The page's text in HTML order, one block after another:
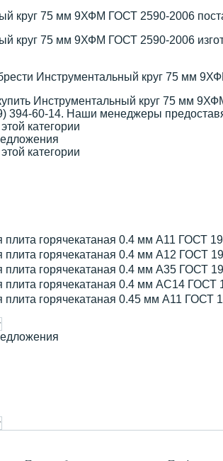
круг 75 мм 9ХФМ ГОСТ 2590-2006
круг 75 мм 9ХФМ ГОСТ 2590-2006
Инструментальный круг 75 мм
Инструментальный круг 75 мм
394-60-14. Наши менеджеры
категории
категории
плита горячекатаная 0.4 мм А11 ГОСТ
плита горячекатаная 0.4 мм А12 ГОСТ
плита горячекатаная 0.4 мм А35 ГОСТ
плита горячекатаная 0.4 мм АС14 ГОСТ
плита горячекатаная 0.45 мм А11 ГОСТ